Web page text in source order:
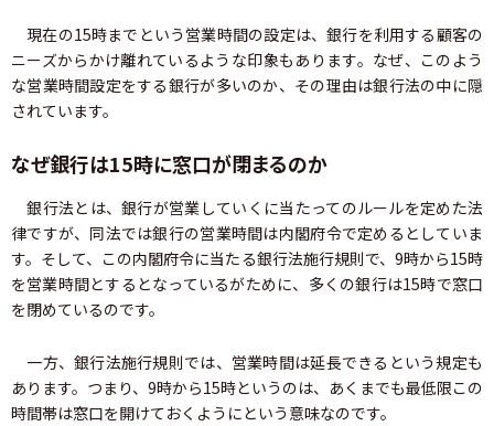
現在の15時までという営業時間の設定は、銀行を利用する顧客の
ニーズからかけ離れているような印象もあります。なぜ、このよう
な営業時間設定をする銀行が多いのか、その理由は銀行法の中に隠
されています。
なぜ銀行は15時に窓口が閉まるのか
銀行法とは、銀行が営業していくに当たってのルールを定めた法
律ですが、同法では銀行の営業時間は内閣府令で定めるとしていま
す。そして、この内閣府令に当たる銀行法施行規則で、9時から15時
を営業時間とするとなっているがために、多くの銀行は15時で窓口
を閉めているのです。
一方、銀行法施行規則では、営業時間は延長できるという規定も
あります。つまり、9時から15時というのは、あくまでも最低限この
時間帯は窓口を開けておくようにという意味なのです。